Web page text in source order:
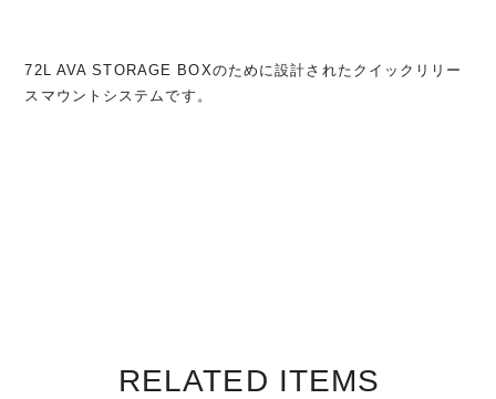
72L AVA STORAGE BOXのために設計されたクイックリリー
スマウントシステムです。
RELATED ITEMS